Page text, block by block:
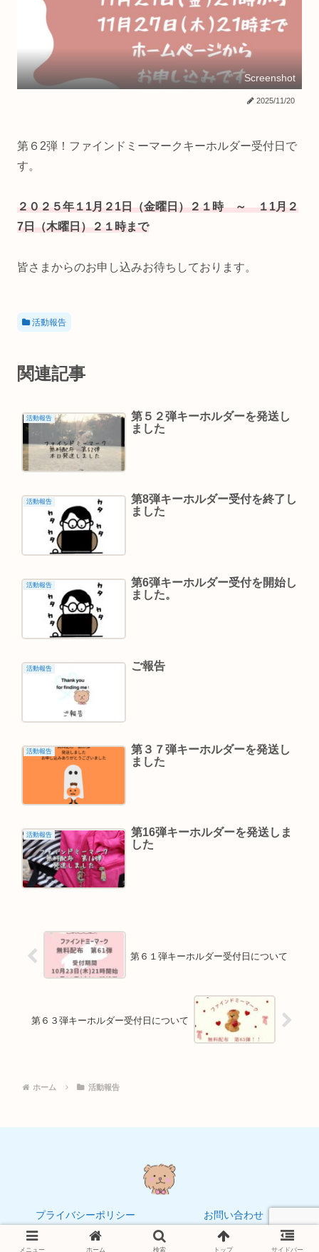
Screenshot
2025/11/20
第６2弾！ファインドミーマークキーホルダー受付日で
す。
２０２５年１1月２1日（金曜日）２１時 ～ １1月２
7日（木曜日）２１時まで
皆さまからのお申し込みお待ちしております。
活動報告
関連記事
活動報告
第５２弾キーホルダーを発送し
ました
活動報告
第8弾キーホルダー受付を終了し
ました
活動報告
第6弾キーホルダー受付を開始し
ました。
活動報告 ご報告
活動報告
第３７弾キーホルダーを発送し
ました
活動報告
第16弾キーホルダーを発送しま
した
第６１弾キーホルダー受付日について
第６３弾キーホルダー受付日について
ホーム 活動報告
プライバシーポリシー お問い合わせ
© 2021 トリクマCLUB.
メニュー ホーム 検索 トップ サイドバー